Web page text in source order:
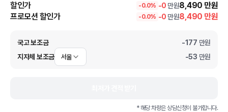
할인가
-0.0% -0 만원8,490 만원
프로모션 할인가
-0.0% -0 만원8,490 만원
국고 보조금 -177 만원
지자체 보조금
서울 -53 만원
* 해당 차량은 상담신청이 불가합니다.